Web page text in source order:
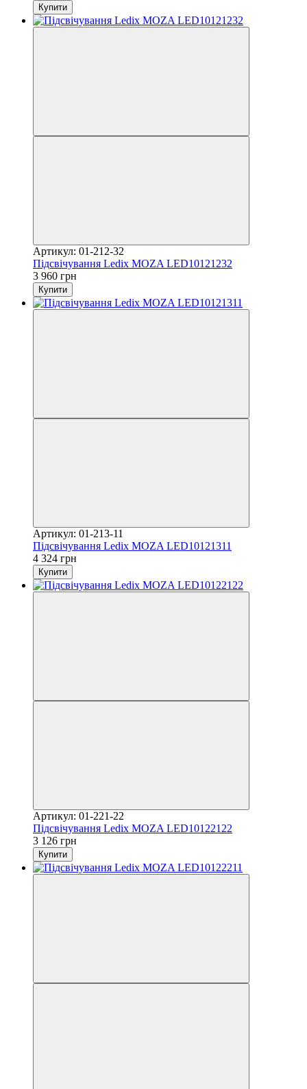
Купити
Артикул: 01-212-32
Підсвічування Ledix MOZA LED10121232
3 960 грн
Купити
Артикул: 01-213-11
Підсвічування Ledix MOZA LED10121311
4 324 грн
Купити
Артикул: 01-221-22
Підсвічування Ledix MOZA LED10122122
3 126 грн
Купити